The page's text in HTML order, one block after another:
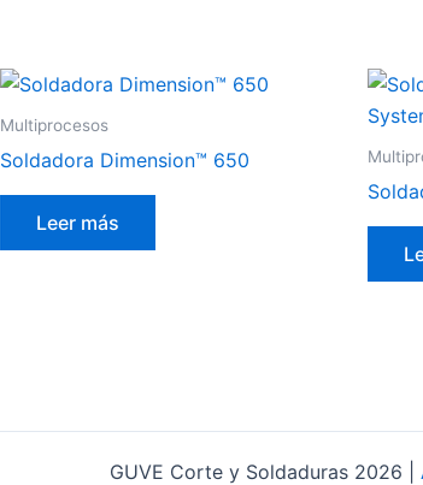
Multiprocesos
Soldadora Dimension™ 650
Leer más
GUVE Corte y Soldaduras 2026 |